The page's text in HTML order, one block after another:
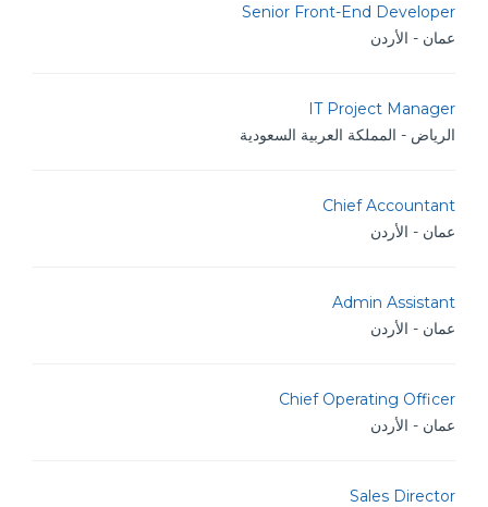
Senior Front-End Developer
عمان - الأردن
IT Project Manager
الرياض - المملكة العربية السعودية
Chief Accountant
عمان - الأردن
Admin Assistant
عمان - الأردن
Chief Operating Officer
عمان - الأردن
Sales Director